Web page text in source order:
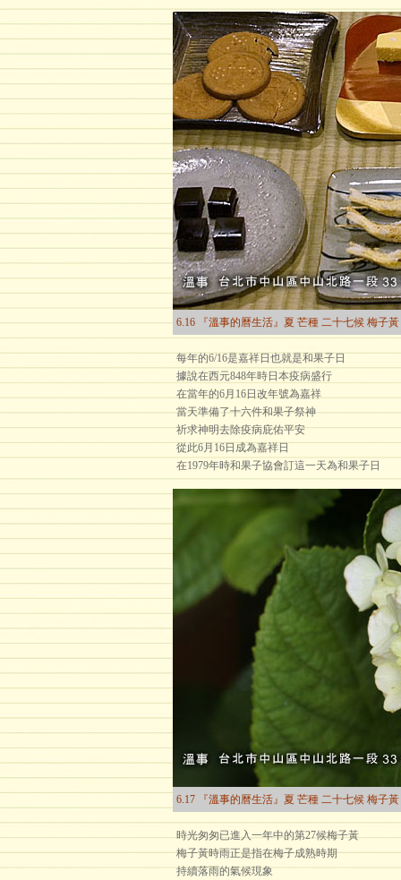
6.16 『溫事的曆生活』夏 芒種 二十七候 梅子黃
每年的6/16是嘉祥日也就是和果子日
據說在西元848年時日本疫病盛行
在當年的6月16日改年號為嘉祥
當天準備了十六件和果子祭神
祈求神明去除疫病庇佑平安
從此6月16日成為嘉祥日
在1979年時和果子協會訂這一天為和果子日
6.17 『溫事的曆生活』夏 芒種 二十七候 梅子黃
時光匆匆已進入一年中的第27候梅子黃
梅子黃時雨正是指在梅子成熟時期
持續落雨的氣候現象